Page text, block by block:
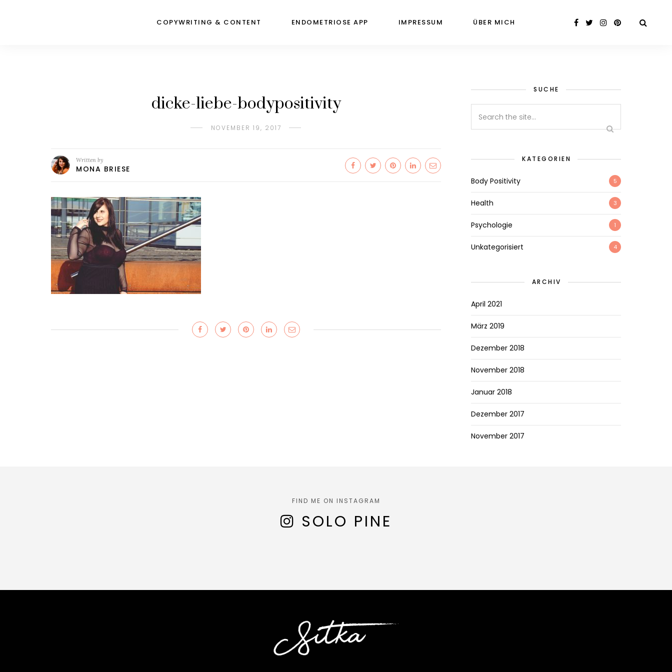
COPYWRITING & CONTENT ENDOMETRIOSE APP IMPRESSUM ÜBER MICH
dicke-liebe-bodypositivity
NOVEMBER 19, 2017
Written by
MONA BRIESE
SUCHE
KATEGORIEN
Body Positivity 5
Health 3
Psychologie 1
Unkategorisiert 4
ARCHIV
April 2021
März 2019
Dezember 2018
November 2018
Januar 2018
Dezember 2017
November 2017
FIND ME ON INSTAGRAM
SOLO PINE